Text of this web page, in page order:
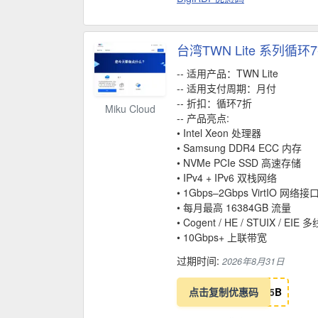
Miku Cloud
台湾TWN Lite 系列循环
-- 适用产品：TWN Lite
-- 适用支付周期：月付
-- 折扣：循环7折
-- 产品亮点:
• Intel Xeon 处理器
• Samsung DDR4 ECC 内存
• NVMe PCIe SSD 高速存储
• IPv4 + IPv6 双栈网络
• 1Gbps–2Gbps VirtIO 网络接口
• 每月最高 16384GB 流量
• Cogent / HE / STUIX / EIE 多
• 10Gbps+ 上联带宽
过期时间: 2026年8月31日
点击复制优惠码 5B